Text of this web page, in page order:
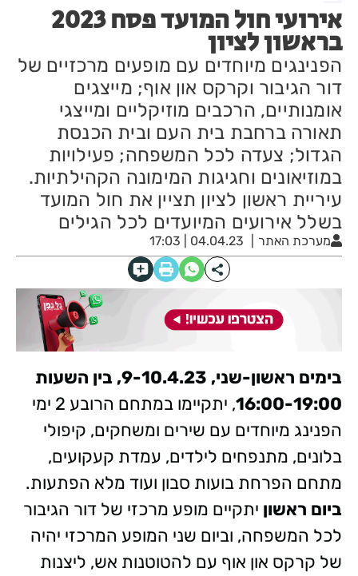
אירועי חול המועד פסח 2023
בראשון לציון
הפנינגים מיוחדים עם מופעים מרכזיים של
דור הגיבור וקרקס און אוף; מייצגים
אומנותיים, הרכבים מוזיקליים ומייצגי
תאורה ברחבת בית העם ובית הכנסת
הגדול; צעדה לכל המשפחה; פעילויות
במוזיאונים וחגיגות המימונה הקהילתיות.
עיריית ראשון לציון תציין את חול המועד
בשלל אירועים המיועדים לכל הגילים
מערכת האתר 04.04.23 | 17:03
בימים ראשון-שני, 9-10.4.23, בין השעות
16:00-19:00
, יתקיימו במתחם הרובע 2 ימי
הפנינג מיוחדים עם שירים ומשחקים, קיפולי
בלונים, מתנפחים לילדים, עמדת קעקועים,
מתחם הפרחת בועות סבון ועוד מלא הפתעות.
ביום ראשון יתקיים מופע מרכזי של דור הגיבור
לכל המשפחה, וביום שני המופע המרכזי יהיה
של קרקס און אוף עם להטוטנות אש, ליצנות